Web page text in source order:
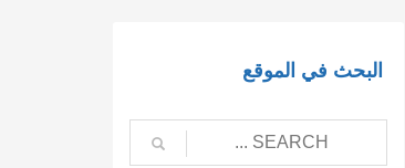
البحث في الموقع